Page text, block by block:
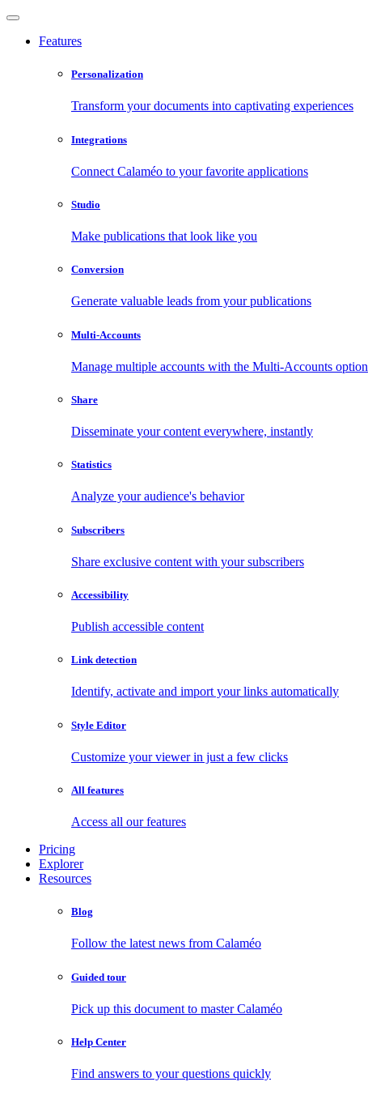
Features
Personalization
Transform your documents into captivating experiences
Integrations
Connect Calaméo to your favorite applications
Studio
Make publications that look like you
Conversion
Generate valuable leads from your publications
Multi-Accounts
Manage multiple accounts with the Multi-Accounts option
Share
Disseminate your content everywhere, instantly
Statistics
Analyze your audience's behavior
Subscribers
Share exclusive content with your subscribers
Accessibility
Publish accessible content
Link detection
Identify, activate and import your links automatically
Style Editor
Customize your viewer in just a few clicks
All features
Access all our features
Pricing
Explorer
Resources
Blog
Follow the latest news from Calaméo
Guided tour
Pick up this document to master Calaméo
Help Center
Find answers to your questions quickly